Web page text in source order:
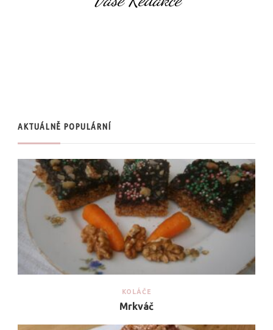
AKTUÁLNĚ POPULÁRNÍ
KOLÁČE
Mrkváč